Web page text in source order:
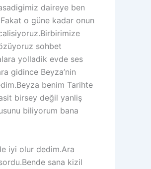
daireye ben
o güne kadar onun
sohbet
yolladik evde ses
gidince Beyza’nin
benim Tarihte
birsey değil yanliş
biliyorum bana
iyi olur dedim.Ara
sana kizil